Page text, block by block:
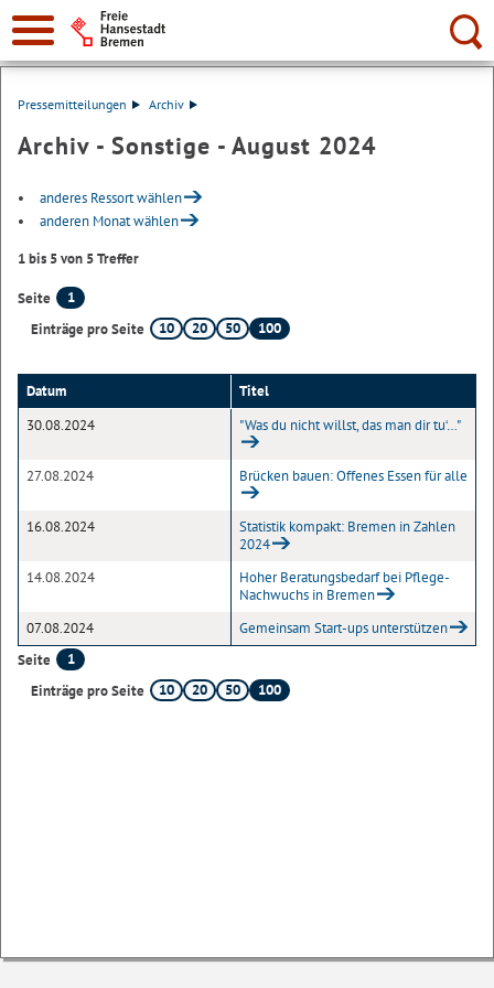
Suche:
Pressemitteilungen Archiv
Archiv - Sonstige - August 2024
anderes Ressort wählen
anderen Monat wählen
1 bis 5 von 5 Treffer
Seite
1
Einträge pro Seite
10 20 50 100
Datum
Titel
30.08.2024
"Was du nicht willst, das man dir tu‘…"
27.08.2024 Brücken bauen: Offenes Essen für alle
16.08.2024
Statistik kompakt: Bremen in Zahlen
2024
14.08.2024
Hoher Beratungsbedarf bei Pflege-
Nachwuchs in Bremen
07.08.2024
Gemeinsam Start-ups unterstützen
Seite
1
Einträge pro Seite
10 20 50 100